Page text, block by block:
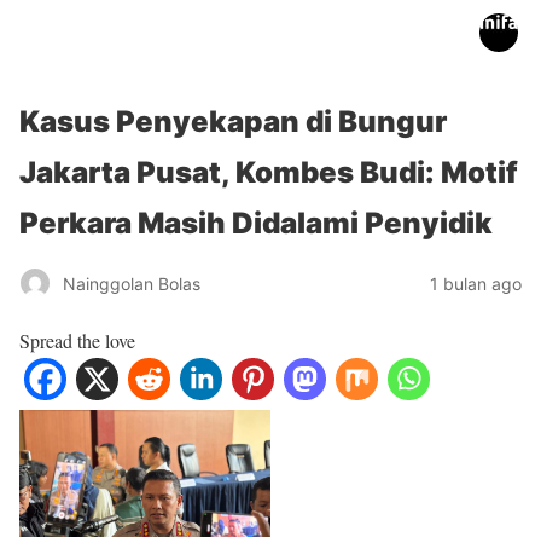
Kasus Penyekapan di Bungur
Jakarta Pusat, Kombes Budi: Motif
Perkara Masih Didalami Penyidik
Nainggolan Bolas 1 bulan ago
Spread the love